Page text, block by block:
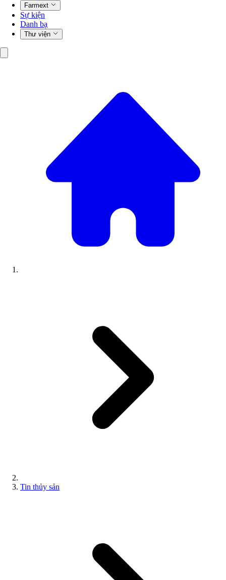
Farmext
Sự kiện
Danh bạ
Thư viện
Tin thủy sản